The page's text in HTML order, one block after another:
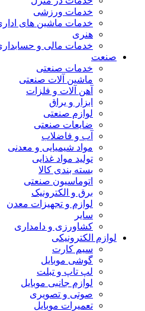
خدمات ورزشی
خدمات ماشین های اداری
هنری
خدمات مالی و حسابداری
صنعت
خدمات صنعتی
ماشین آلات صنعتی
آهن آلات و فلزات
ابزار و یراق
لوازم صنعتی
ضایعات صنعتی
آب و فاضلاب
مواد شیمیایی و معدنی
تولید مواد غذایی
بسته بندی کالا
اتوماسیون صنعتی
برق و الکترونیک
لوازم و تجهیزات معدن
سایر
کشاورزی و دامداری
لوازم الکترونیکی
سیم کارت
گوشی موبایل
لپ تاپ و تبلت
لوازم جانبی موبایل
صوتی و تصویری
تعمیرات موبایل